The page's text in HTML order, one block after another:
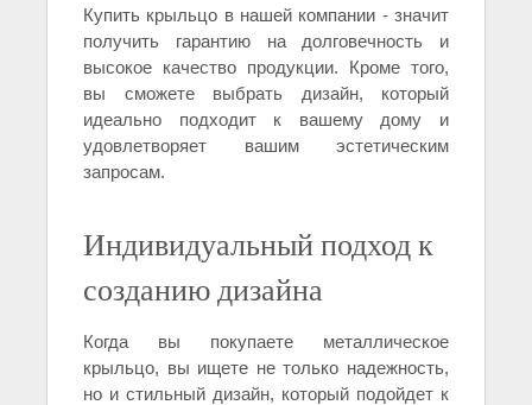
Купить крыльцо в нашей компании - значит
получить гарантию на долговечность и
высокое качество продукции. Кроме того,
вы сможете выбрать дизайн, который
идеально подходит к вашему дому и
удовлетворяет вашим эстетическим
запросам.
Индивидуальный подход к
созданию дизайна
Когда вы покупаете металлическое
крыльцо, вы ищете не только надежность,
но и стильный дизайн, который подойдет к